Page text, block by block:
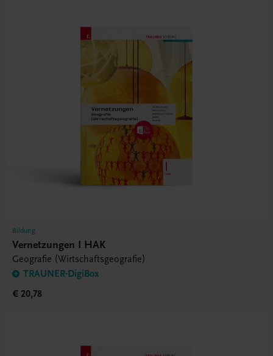
Bildung
Vernetzungen I HAK
Geografie (Wirtschaftsgeografie)
TRAUNER-DigiBox
€ 20,78